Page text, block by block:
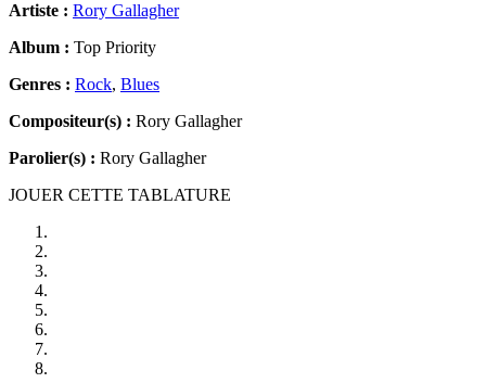
Artiste : Rory Gallagher
Album : Top Priority
Genres : Rock, Blues
Compositeur(s) : Rory Gallagher
Parolier(s) : Rory Gallagher
JOUER CETTE TABLATURE